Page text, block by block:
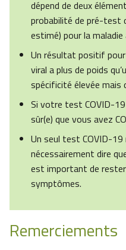
dépend de deux
probabilité de pré-test
estimé) pour la
Un résultat positif
viral a plus de poids
spécificité élevée mais
Si votre test COVID-
sûr(e) que vous avez
Un seul test COVID-
nécessairement dire
est important de
symptômes.
Remerciements